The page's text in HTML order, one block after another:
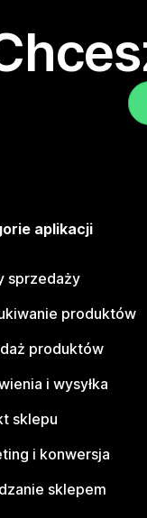
aplikacji
sprzedaży
produktów
produktów
i wysyłka
sklepu
i konwersja
sklepem